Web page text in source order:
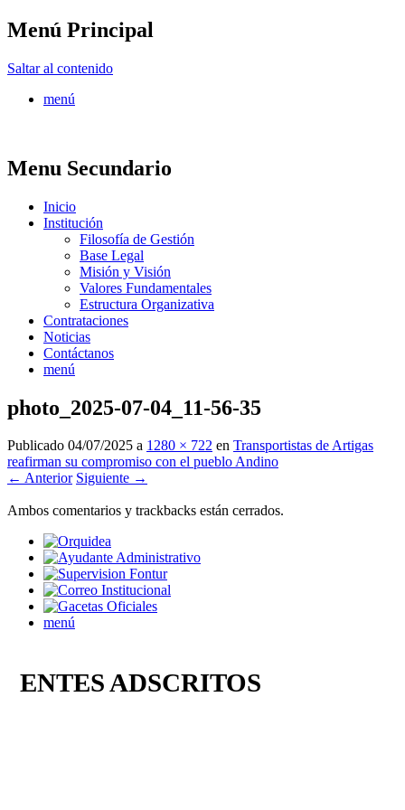
Menú Principal
Saltar al contenido
menú
Menu Secundario
Inicio
Institución
Filosofía de Gestión
Base Legal
Misión y Visión
Valores Fundamentales
Estructura Organizativa
Contrataciones
Noticias
Contáctanos
menú
photo_2025-07-04_11-56-35
Publicado 04/07/2025 a 1280 × 722 en Transportistas de Artigas
reafirman su compromiso con el pueblo Andino
← Anterior Siguiente →
Ambos comentarios y trackbacks están cerrados.
menú
ENTES ADSCRITOS